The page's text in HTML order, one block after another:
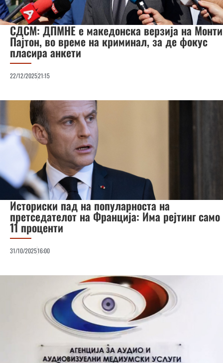
СДСМ: ДПМНЕ е македонска верзија на Монти
Пајтон, во време на криминал, за де фокус
пласира анкети
22/12/202521:15
Историски пад на популарноста на
претседателот на Франција: Има рејтинг само
11 проценти
31/10/202516:00